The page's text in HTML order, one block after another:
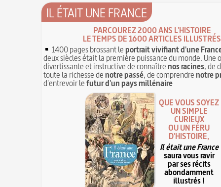
IL ÉTAIT UNE FRANCE
PARCOUREZ 2000 ANS L'HISTOIRE
LE TEMPS DE 1600 ARTICLES ILLUSTRÉS
1400 pages brossant leportrait vivifiant d'une
deux siècles était la première puissance du monde. Une
divertissante et instructive de connaîtrenos racines, de
toute la richesse denotre passé, de comprendrenotre
d'entrevoir lefutur d'un pays millénaire
QUE VOUS SOYEZ
UN SIMPLE
CURIEUX
OU UN FÉRU
D'HISTOIRE,
Il était une France
saura vous ravir
par ses récits
abondamment
illustrés !